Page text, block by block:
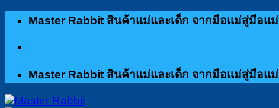
ข้าม
เนื้อหา
Master Rabbit สินค้าแม่และเด็ก จากมือแม่สู่มือแม่
Master Rabbit สินค้าแม่และเด็ก จากมือแม่สู่มือแม่